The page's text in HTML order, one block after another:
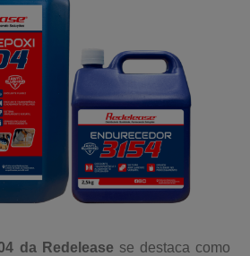
da Redelease se destaca como